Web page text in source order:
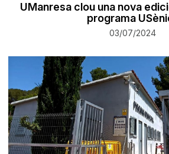
UManresa clou una nova
programa
03/07/2024